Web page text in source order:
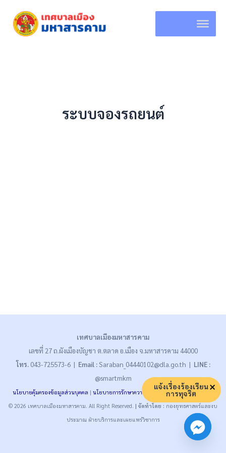
content
ระบบจองรถยนต์
เทศบาลเมืองมหาสารคาม
เลขที่ 27 ถ.ผังเมืองบัญชา ต.ตลาด อ.เมือง จ.มหาสารคาม 44000
โทร.043-725573-6 | Email :Saraban_04440102@dla.go.th | LINE :
@smartmkm
นโยบายคุ้มครองข้อมูลส่วนบุคคล | นโยบายการรักษาความมั่นคงปลอดภัย|นโยบายคุกกี้
© 2026 เทศบาลเมืองมหาสารคาม. All Right Reserved. | จัดทำโดย : กองยุทธศาสตร์และงบ
ประมาณ ฝ่ายบริการและเผยแพร่วิชาการ
แจ้งเรื่องร้องเรียน
การทุจริต